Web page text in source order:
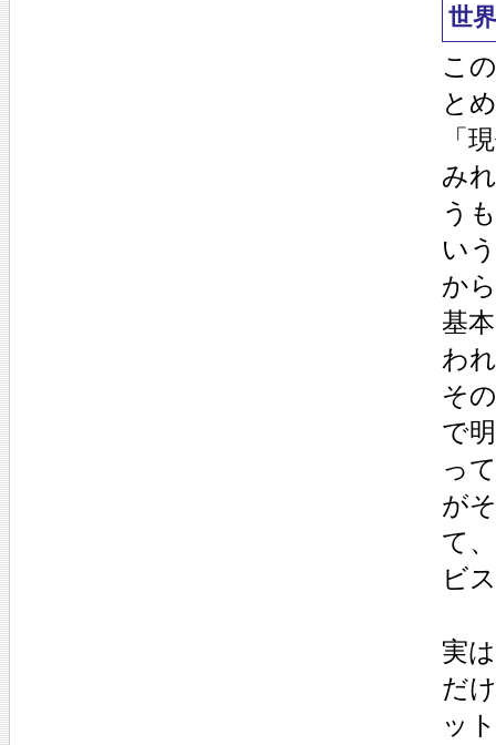
世
こ
と
「
み
う
い
か
基
わ
そ
で
っ
が
て
ビ
実
だ
ッ